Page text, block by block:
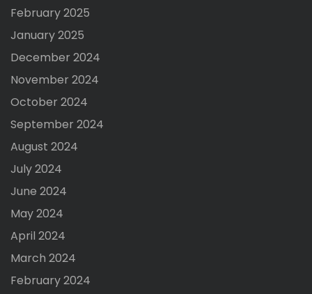
February 2025
January 2025
December 2024
November 2024
October 2024
September 2024
August 2024
July 2024
June 2024
May 2024
April 2024
March 2024
February 2024